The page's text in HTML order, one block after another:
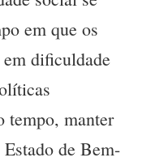
em que os
em dificuldade
tempo, manter
de Bem-